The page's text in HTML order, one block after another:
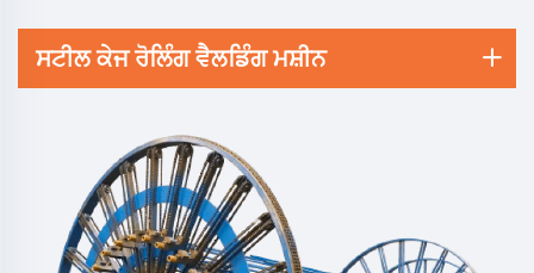
ਸਟੀਲ ਕੇਜ ਰੋਲਿੰਗ ਵੈਲਡਿੰਗ ਮਸ਼ੀਨ